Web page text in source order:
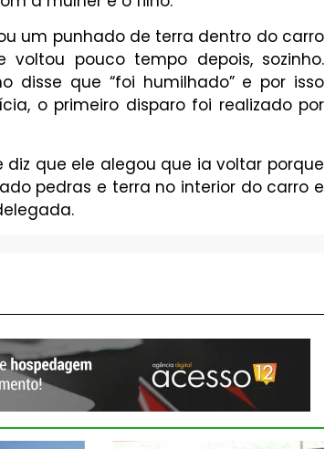
um punhado de terra dentro do carro
pouco tempo depois, sozinho.
disse que “foi humilhado” e por isso
o primeiro disparo foi realizado por
que ele alegou que ia voltar porque
pedras e terra no interior do carro e